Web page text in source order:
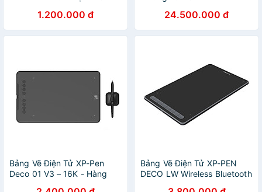
Chính Hãng1.200.000 đ
- Hàng Chính Hãng
24.500.000 đ
Bảng Vẽ Điện Tử XP-Pen
Deco 01 V3 – 16K - Hàng
Bảng Vẽ Điện Tử XP-PEN
DECO LW Wireless Bluetooth